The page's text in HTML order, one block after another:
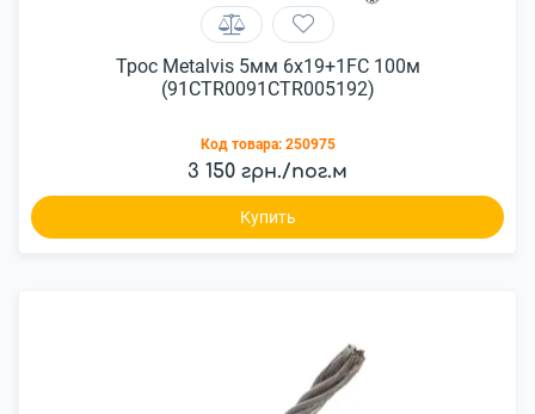
Трос Metalvis 5мм 6x19+1FC 100м
(91CTR0091CTR005192)
Код товара: 250975
3 150 грн./пог.м
Купить